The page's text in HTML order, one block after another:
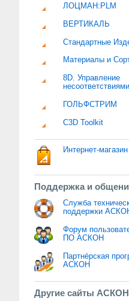
ЛОЦМАН:PLM
ВЕРТИКАЛЬ
Стандартные
Материалы и
8D. Управление
несоответствиями
ГОЛЬФСТРИМ
C3D Toolkit
Интернет-
Поддержка и
Служба
поддержки
Форум
ПО АСКОН
Партнёрская
АСКОН
Другие сайты